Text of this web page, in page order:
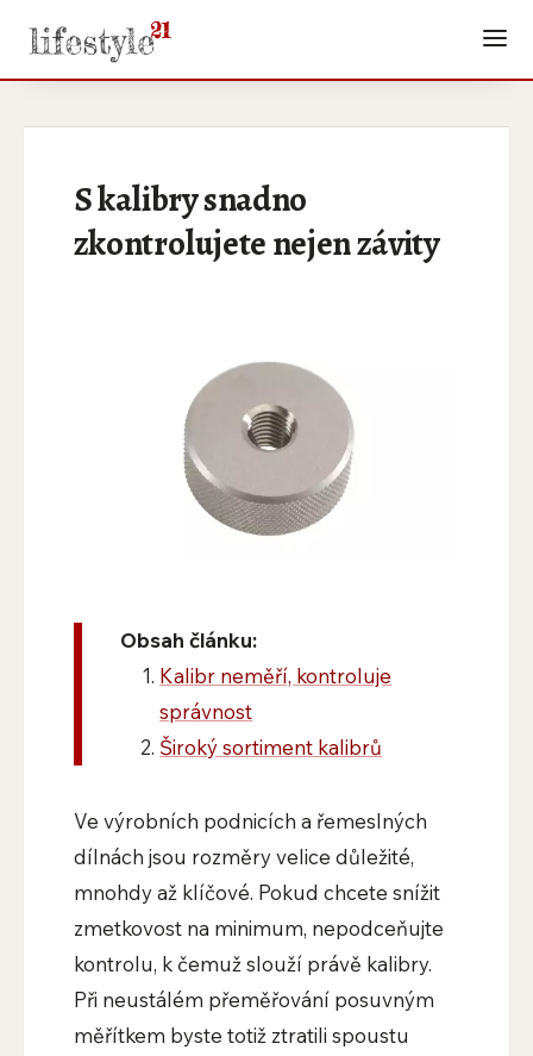
S kalibry snadno
zkontrolujete nejen závity
Obsah článku:
Kalibr neměří, kontroluje
správnost
Široký sortiment kalibrů
Ve výrobních podnicích a řemeslných
dílnách jsou rozměry velice důležité,
mnohdy až klíčové. Pokud chcete snížit
zmetkovost na minimum, nepodceňujte
kontrolu, k čemuž slouží právě kalibry.
Při neustálém přeměřování posuvným
měřítkem byste totiž ztratili spoustu